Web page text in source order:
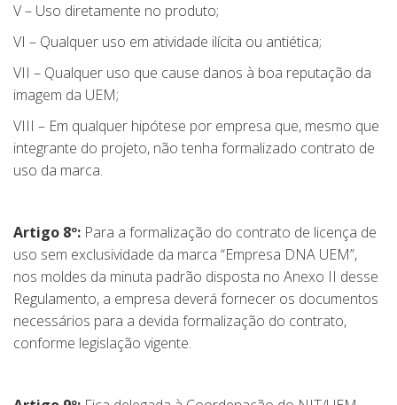
V – Uso diretamente no produto;
VI – Qualquer uso em atividade ilícita ou antiética;
VII – Qualquer uso que cause danos à boa reputação da
imagem da UEM;
VIII – Em qualquer hipótese por empresa que, mesmo que
integrante do projeto, não tenha formalizado contrato de
uso da marca.
Artigo 8º: Para a formalização do contrato de licença de
uso sem exclusividade da marca “Empresa DNA UEM”,
nos moldes da minuta padrão disposta no Anexo II desse
Regulamento, a empresa deverá fornecer os documentos
necessários para a devida formalização do contrato,
conforme legislação vigente.